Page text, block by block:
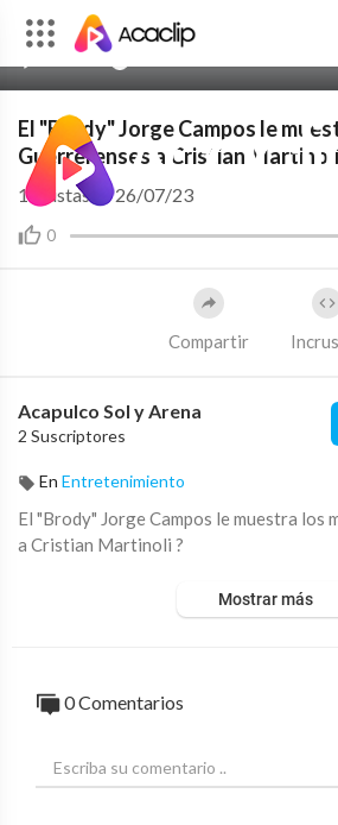
El "Brody" Jorge Campos le
Guerrerenses a Cristian
0
15vistas 26/07/23
Compartir
Acapulco Sol y Arena
2 Suscriptores
En Entretenimiento
⁣El "Brody" Jorge Campos le muestra los
a Cristian Martinoli ?
Mostrar más
0 Comentarios